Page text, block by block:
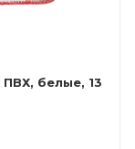
белые, 13